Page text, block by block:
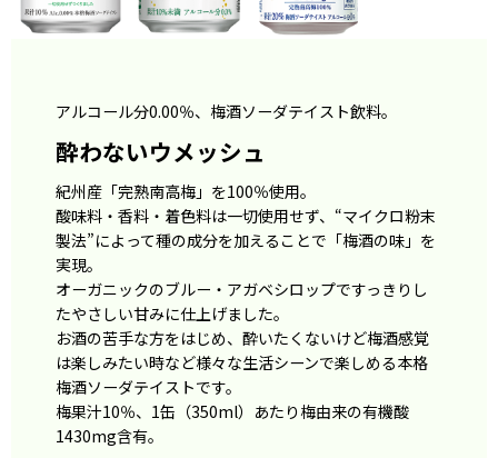
アルコール分0.00％、梅酒ソーダテイスト飲料。
酔わないウメッシュ
紀州産「完熟南高梅」を100％使用。
酸味料・香料・着色料は一切使用せず、“マイクロ粉末
製法”によって種の成分を加えることで「梅酒の味」を
実現。
オーガニックのブルー・アガベシロップですっきりし
たやさしい甘みに仕上げました。
お酒の苦手な方をはじめ、酔いたくないけど梅酒感覚
は楽しみたい時など様々な生活シーンで楽しめる本格
梅酒ソーダテイストです。
梅果汁10％、1缶（350ml）あたり梅由来の有機酸
1430mg含有。